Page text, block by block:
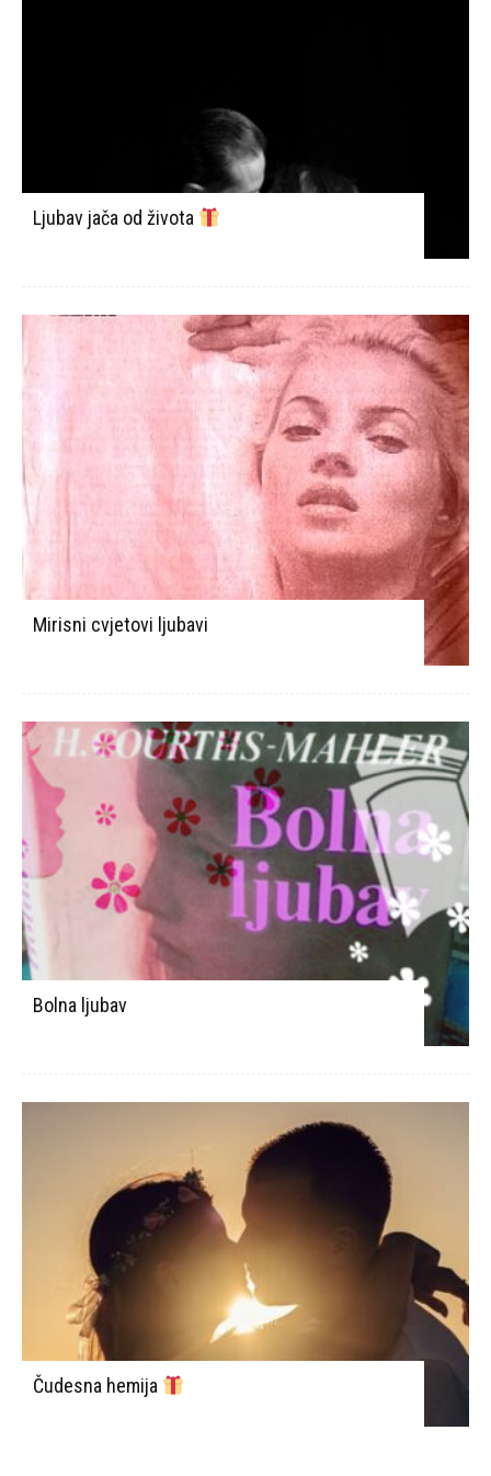
Ljubav jača od života
Mirisni cvjetovi ljubavi
Bolna ljubav
Čudesna hemija